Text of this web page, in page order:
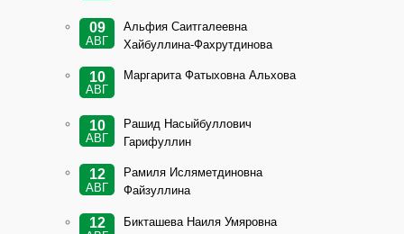
09
АВГ
Альфия Саитгалеевна
Хайбуллина-Фахрутдинова
10
АВГ
Маргарита Фатыховна Альхова
10
АВГ
Рашид Насыйбуллович
Гарифуллин
12
АВГ
Рамиля Исляметдиновна
Файзуллина
12 Бикташева Наиля Умяровна